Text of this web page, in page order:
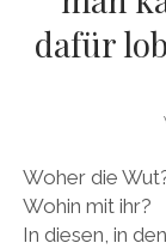
dafür
Woher die
Wohin mit ihr?
In diesen, in